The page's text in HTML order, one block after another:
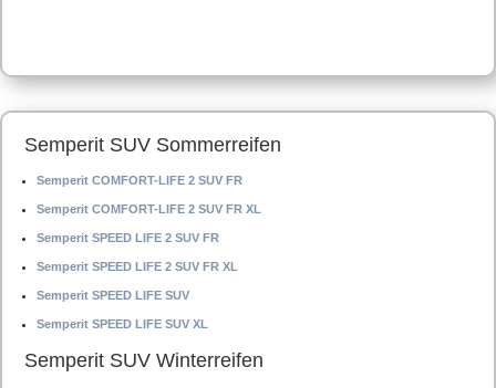
Semperit SUV Sommerreifen
Semperit COMFORT-LIFE 2 SUV FR
Semperit COMFORT-LIFE 2 SUV FR XL
Semperit SPEED LIFE 2 SUV FR
Semperit SPEED LIFE 2 SUV FR XL
Semperit SPEED LIFE SUV
Semperit SPEED LIFE SUV XL
Semperit SUV Winterreifen